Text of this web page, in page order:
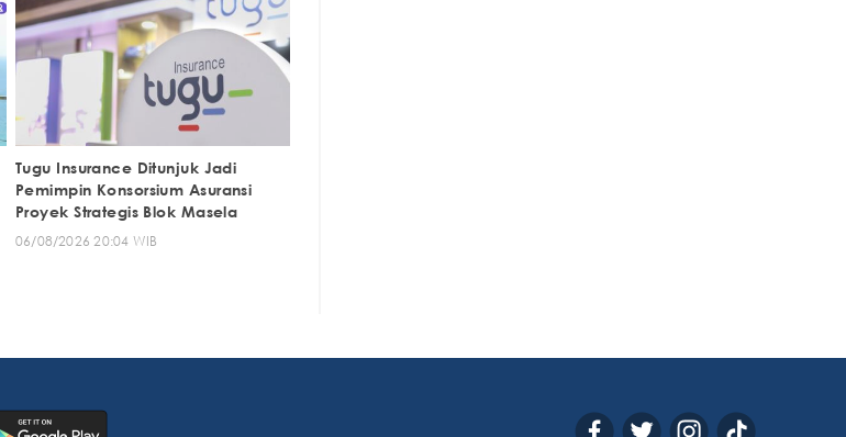
Tugu Insurance Ditunjuk Jadi
Pemimpin Konsorsium Asuransi
Proyek Strategis Blok Masela
06/08/2026 20:04 WIB